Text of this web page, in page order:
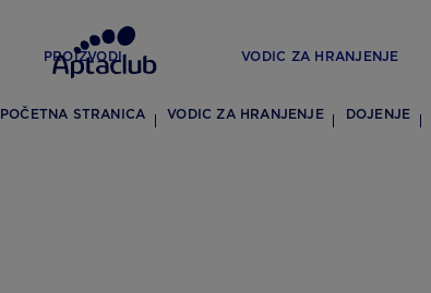
PROIZVODI VODIC ZA HRANJENJE
POČETNA STRANICA VODIC ZA HRANJENJE DOJENJE